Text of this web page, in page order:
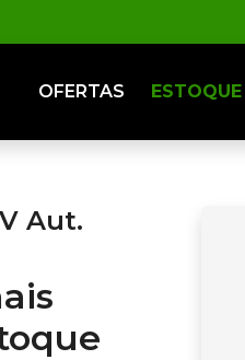
OFERTAS ESTOQUE
Aut.